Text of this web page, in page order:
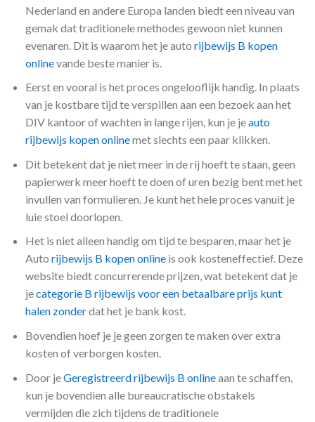
Nederland en andere Europa landen biedt een niveau van
gemak dat traditionele methodes gewoon niet kunnen
evenaren. Dit is waarom het je auto rijbewijs B kopen
onlinevande beste manier is.
Eerst en vooral is het proces ongelooflijk handig. In plaats
van je kostbare tijd te verspillen aan een bezoek aan het
DIV kantoor of wachten in lange rijen, kun je jeauto
rijbewijs kopen onlinemet slechts een paar klikken.
Dit betekent dat je niet meer in de rij hoeft te staan, geen
papierwerk meer hoeft te doen of uren bezig bent met het
invullen van formulieren. Je kunt het hele proces vanuit je
luie stoel doorlopen.
Het is niet alleen handig om tijd te besparen, maar het je
Auto rijbewijs B kopen onlineis ook kosteneffectief. Deze
website biedt concurrerende prijzen, wat betekent dat je
jecategorie B rijbewijs voor een betaalbare prijs kunt
halen zonderdat het je bank kost.
Bovendien hoef je je geen zorgen te maken over extra
kosten of verborgen kosten.
Door jeGeregistreerd rijbewijs B onlineaan te schaffen,
kun je bovendien alle bureaucratische obstakels
vermijden die zich tijdens de traditionele